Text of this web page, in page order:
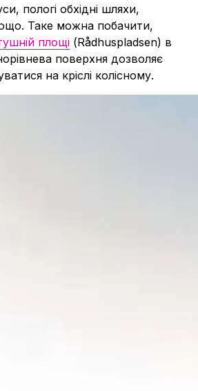
пологі обхідні шляхи,
Таке можна побачити,
площі (Rådhuspladsen) в
поверхня дозволяє
на кріслі колісному.